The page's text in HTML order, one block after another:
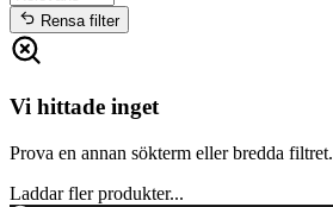
Rensa filter
Vi hittade inget
Prova en annan sökterm eller bredda filtret.
Laddar fler produkter...